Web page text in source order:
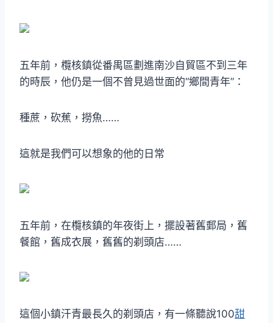
五年前，欖核鎮從番禺區劃進南沙自貿區不到三年
的時辰，他仍是一個不曾見過世面的“鄉間青年”：
種蔗，砍蕉，撈魚……
這就是我們可以想象的他的日常
五年前，在欖核鎮的年夜街上，擺設著舊郵局，舊
餐館，舊成衣展，舊舊的剃頭店……
這個小鎮汗青最長久的剃頭店，有一條聽說100甜